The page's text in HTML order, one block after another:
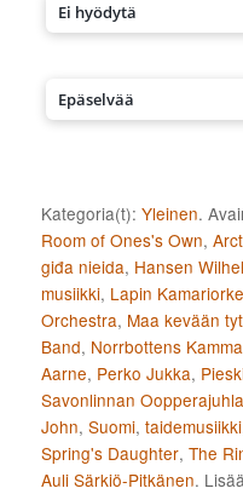
Ei hyödytä
Epäselvää
Kategoria(t):Yleinen.
Room of Ones's Own,
giđa nieida, Hansen
musiikki, Lapin
Orchestra, Maa kevään
Band, Norrbottens
Aarne, Perko Jukka,
Savonlinnan
John,Suomi,taidemusiikki
Spring's Daughter,The
Auli Särkiö-Pitkänen.